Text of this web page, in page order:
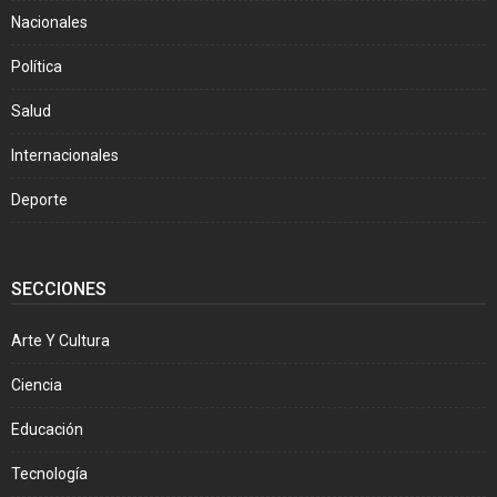
Nacionales
Política
Salud
Internacionales
Deporte
SECCIONES
Arte Y Cultura
Ciencia
Educación
Tecnología